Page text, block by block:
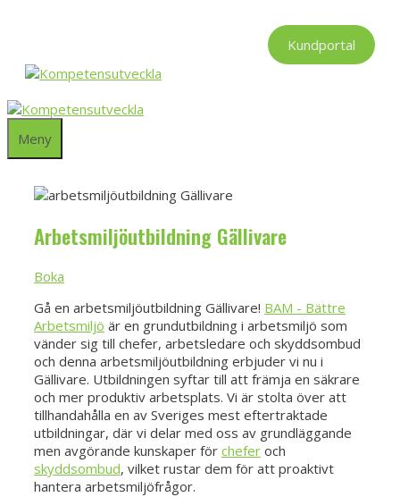
Kundportal
Meny
Arbetsmiljöutbildning Gällivare
Boka
Gå en arbetsmiljöutbildning Gällivare! BAM - Bättre
Arbetsmiljö är en grundutbildning i arbetsmiljö som
vänder sig till chefer, arbetsledare och skyddsombud
och denna arbetsmiljöutbildning erbjuder vi nu i
Gällivare. Utbildningen syftar till att främja en säkrare
och mer produktiv arbetsplats. Vi är stolta över att
tillhandahålla en av Sveriges mest eftertraktade
utbildningar, där vi delar med oss av grundläggande
men avgörande kunskaper för chefer och
skyddsombud, vilket rustar dem för att proaktivt
hantera arbetsmiljöfrågor.